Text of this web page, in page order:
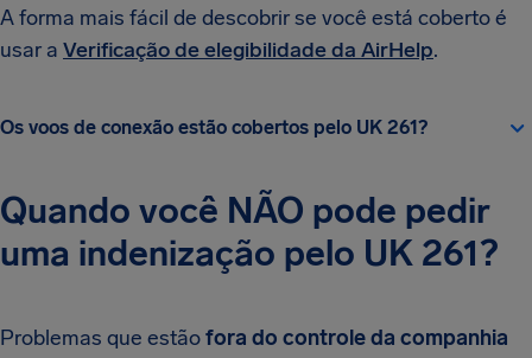
A forma mais fácil de descobrir se você está coberto é
usar a Verificação de elegibilidade da AirHelp.
Os voos de conexão estão cobertos pelo UK 261?
Quando você NÃO pode pedir
uma indenização pelo UK 261?
Problemas que estãofora do controle da companhia